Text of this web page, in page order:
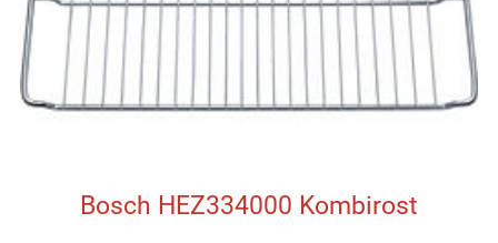
Bosch HEZ334000 Kombirost